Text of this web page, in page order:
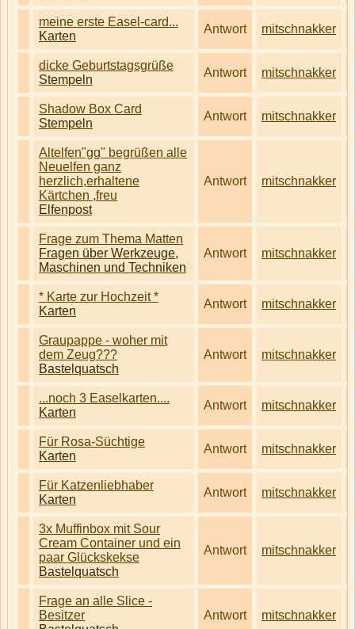
meine erste Easel-card...
Karten
Antwort mitschnakker
dicke Geburtstagsgrüße
Stempeln
Antwort mitschnakker
Shadow Box Card
Stempeln
Antwort mitschnakker
Altelfen"gg" begrüßen alle
Neuelfen ganz
herzlich,erhaltene
Kärtchen ,freu
Elfenpost
Antwort mitschnakker
Frage zum Thema Matten
Fragen über Werkzeuge,
Maschinen und Techniken
Antwort mitschnakker
* Karte zur Hochzeit *
Karten
Antwort mitschnakker
Graupappe - woher mit
dem Zeug???
Bastelquatsch
Antwort mitschnakker
...noch 3 Easelkarten....
Karten
Antwort mitschnakker
Für Rosa-Süchtige
Karten
Antwort mitschnakker
Für Katzenliebhaber
Karten
Antwort mitschnakker
3x Muffinbox mit Sour
Cream Container und ein
paar Glückskekse
Bastelquatsch
Antwort mitschnakker
Frage an alle Slice -
Besitzer
Antwort mitschnakker